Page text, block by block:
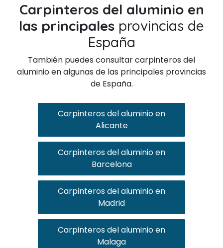
Carpinteros del aluminio en
las principales provincias de
España
También puedes consultar carpinteros del
aluminio en algunas de las principales provincias
de España.
Carpinteros del aluminio en
Alicante
Carpinteros del aluminio en
Barcelona
Carpinteros del aluminio en
Madrid
Carpinteros del aluminio en
Malaga